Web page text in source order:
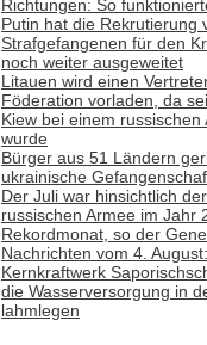
Richtungen: So
Putin hat die Rekrutierung
Strafgefangenen für den
noch weiter ausgeweitet
Litauen wird einen
Föderation vorladen, da
Kiew bei einem
wurde
Bürger aus 51 Ländern
ukrainische
Der Juli war hinsichtlich
russischen Armee im Jahr
Rekordmonat, so der
Nachrichten vom 4.
Kernkraftwerk
die Wasserversorgung in
lahmlegen